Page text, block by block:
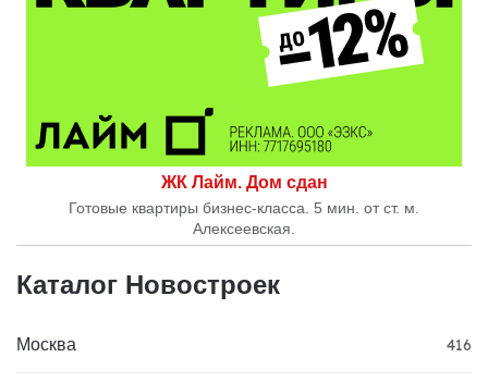
ЖК Лайм. Дом сдан
Готовые квартиры бизнес-класса. 5 мин. от ст. м.
Алексеевская.
Каталог Новостроек
Москва 416